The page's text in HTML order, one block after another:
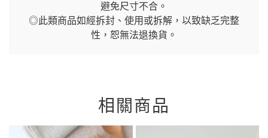
避免尺寸不合。
◎此類商品如經拆封、使用或拆解，以致缺乏完整
性，恕無法退換貨。
相關商品